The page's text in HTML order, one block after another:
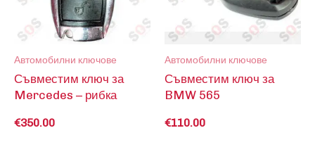
Автомобилни ключове
Съвместим ключ за
Mercedes – рибка
€350.00
Автомобилни ключове
Съвместим ключ за
BMW 565
€110.00